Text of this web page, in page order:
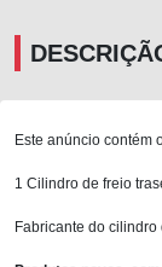
Este anúncio contém
1 Cilindro de freio
Fabricante do cilindro